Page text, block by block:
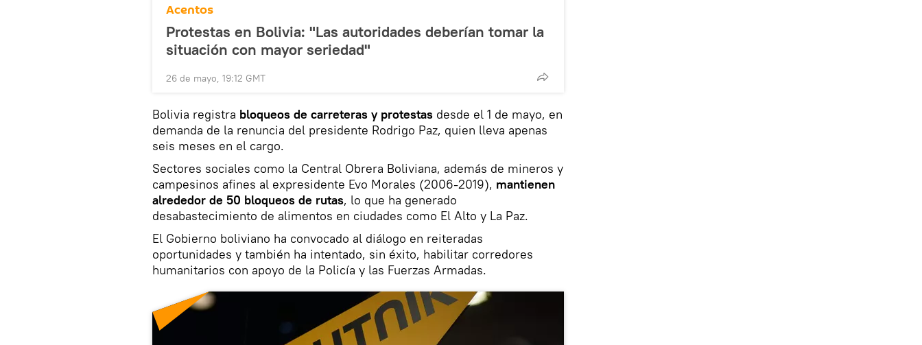
Acentos
Protestas en Bolivia: "Las autoridades deberían tomar la
situación con mayor seriedad"
26 de mayo, 19:12 GMT
Bolivia registra bloqueos de carreteras y protestas desde el 1 de mayo, en
demanda de la renuncia del presidente Rodrigo Paz, quien lleva apenas
seis meses en el cargo.
Sectores sociales como la Central Obrera Boliviana, además de mineros y
campesinos afines al expresidente Evo Morales (2006-2019), mantienen
alrededor de 50 bloqueos de rutas, lo que ha generado
desabastecimiento de alimentos en ciudades como El Alto y La Paz.
El Gobierno boliviano ha convocado al diálogo en reiteradas
oportunidades y también ha intentado, sin éxito, habilitar corredores
humanitarios con apoyo de la Policía y las Fuerzas Armadas.